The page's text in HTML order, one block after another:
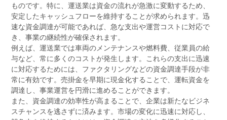
ものです。特に、運送業は資金の流れが急激に変動するため、
安定したキャッシュフローを維持することが求められます。迅
速な資金調達が可能であれば、急な支出や運営コストに対応で
き、事業の継続性が確保されます。
例えば、運送業では車両のメンテナンスや燃料費、従業員の給
与など、常に多くのコストが発生します。これらの支出に迅速
に対応するためには、ファクタリングなどの資金調達手段が非
常に有効です。売掛金を早期に現金化することで、運転資金を
調達し、事業運営を円滑に進めることができます。
また、資金調達の効率性が高まることで、企業は新たなビジネ
スチャンスを逃さずに済みます。市場の変化に迅速に対応し、